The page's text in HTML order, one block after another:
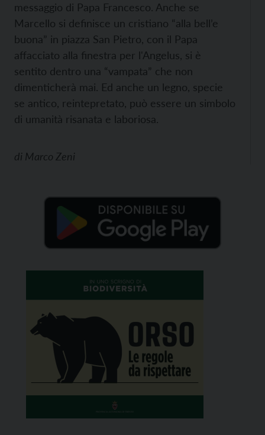
messaggio di Papa Francesco. Anche se
Marcello si definisce un cristiano “alla bell’e
buona” in piazza San Pietro, con il Papa
affacciato alla finestra per l'Angelus, si è
sentito dentro una “vampata” che non
dimenticherà mai. Ed anche un legno, specie
se antico, reintepretato, può essere un simbolo
di umanità risanata e laboriosa.
di Marco Zeni